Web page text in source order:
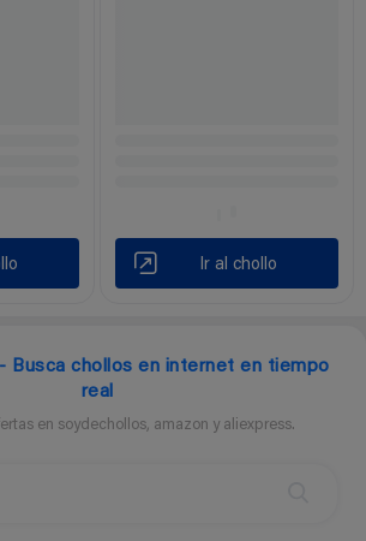
Ir al chollo
Busca chollos en internet en tiempo
real
en soydechollos, amazon y aliexpress.